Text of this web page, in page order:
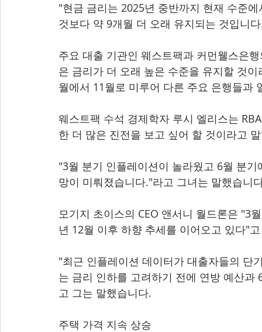
"현금 금리는 2025년 중반까지 현재 수준
것보다 약 9개월 더 오래 유지되는 것입니
주요 대출 기관인 웨스트팩과 커먼웰스은
은 금리가 더 오래 높은 수준을 유지할 것
월에서 11월로 미루어 다른 주요 은행들과
웨스트팩 수석 경제학자 루시 엘리스는
한 더 많은 진전을 보고 싶어 할 것이라고
"3월 분기 인플레이션이 놀라웠고 6월 분
망이 미뤄졌습니다."라고 그녀는 말했습니
모기지 초이스의 CEO 앤서니 월드론은 "3
년 12월 이후 하향 추세를 이어오고 있다"
"최근 인플레이션 데이터가 대출자들의 단
는 금리 인하를 고려하기 전에 연방 예산과
고 그는 말했습니다.
주택 가격 지속 상승